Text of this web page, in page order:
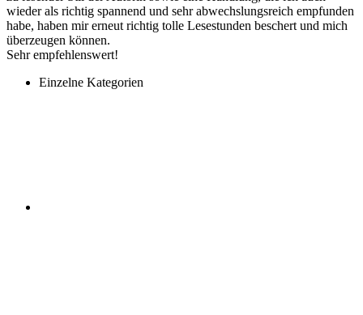
wieder als richtig spannend und sehr abwechslungsreich empfunden
habe, haben mir erneut richtig tolle Lesestunden beschert und mich
überzeugen können.
Sehr empfehlenswert!
Einzelne Kategorien